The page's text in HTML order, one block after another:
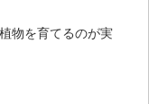
物を育てるのが実